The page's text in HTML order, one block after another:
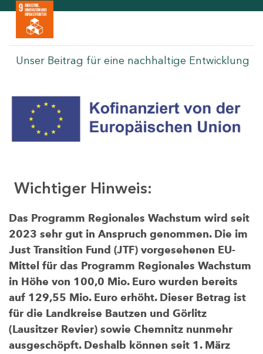
Unser Beitrag für eine nachhaltige Entwicklung
Wichtiger Hinweis:
Das Programm Regionales Wachstum wird seit
2023 sehr gut in Anspruch genommen. Die im
Just Transition Fund (JTF) vorgesehenen EU-
Mittel für das Programm Regionales Wachstum
in Höhe von 100,0 Mio. Euro wurden bereits
auf 129,55 Mio. Euro erhöht. Dieser Betrag ist
für die Landkreise Bautzen und Görlitz
(Lausitzer Revier) sowie Chemnitz nunmehr
ausgeschöpft. Deshalb können seit 1. März